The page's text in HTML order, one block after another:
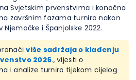
Svjetskim prvenstvima i konačno
završnim fazama turnira nakon
i Španjolske 2022.
više sadržaja o klađenju
2026., vijesti o
i analize turnira tijekom cijelog